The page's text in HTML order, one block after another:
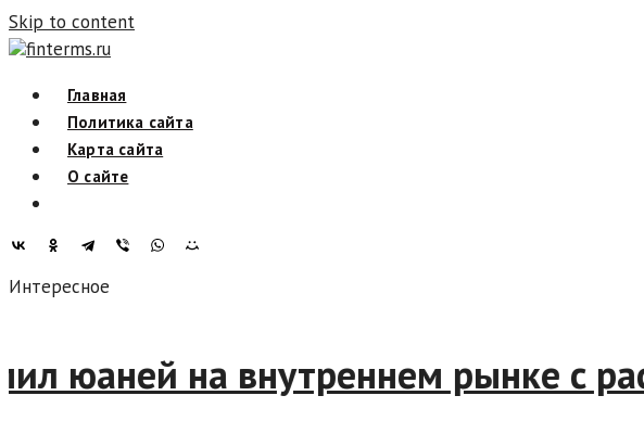
Skip to content
finterms.ru
Главная
Политика сайта
Карта сайта
О сайте
Интересное
юаней на внутреннем рынке с